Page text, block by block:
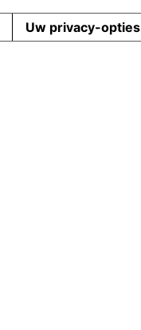
Uw privacy-opties